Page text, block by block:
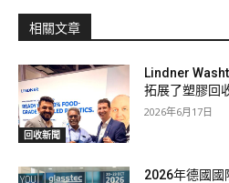
相關文章
回收新聞
Lindner
拓展了塑膠回
2026年6月17日
2026年德國國